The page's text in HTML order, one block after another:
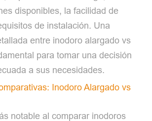
disponibles, la facilidad de
de instalación. Una
entre inodoro alargado vs
para tomar una decisión
a sus necesidades.
Inodoro Alargado vs
notable al comparar inodoros